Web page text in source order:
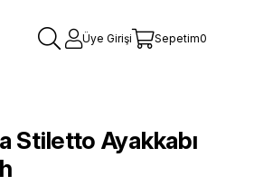
Üye Girişi Sepetim0
Stiletto Ayakkabı